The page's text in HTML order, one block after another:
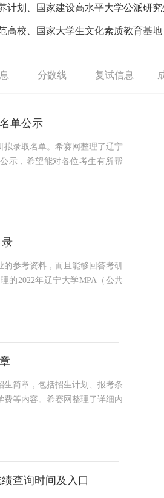
计划、国家建设高水平大学公派研究
高校、国家大学生文化素质教育基地
校，是中国共产党创建的第一所专门
区，占地面积2222亩，校舍建筑面
余人，博士研究生近880人;有专任教
授权点24个，12个一级学科博士学
分数线 复试信息
单公示
拟录取名单。希赛网整理了辽宁
示，希望能对各位考生有所帮
的参考资料，而且能够回答考研
的2022年辽宁大学MPA（公共
生简章，包括招生计划、报考条
等内容。希赛网整理了详细内
查询时间及入口